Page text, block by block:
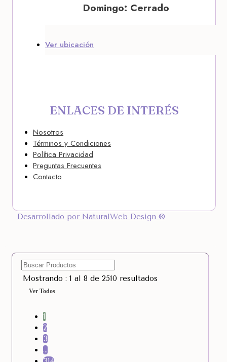
Domingo: Cerrado
Ver ubicación
ENLACES DE INTERÉS
Nosotros
Términos y Condiciones
Política Privacidad
Preguntas Frecuentes
Contacto
Desarrollado por NaturalWeb Design ®
Mostrando : 1 al 8 de 2510 resultados
Ver Todos
1
2
3
…